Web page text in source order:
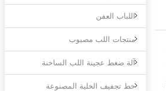
اللباب العفن
منتجات اللب مصبوب
آلة ضغط عجينة اللب الساخنة
خط تجفيف الخلية المصنوعة